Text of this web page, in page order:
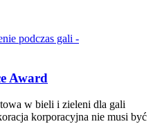
Award
w bieli i zieleni dla gali
korporacyjna nie musi być